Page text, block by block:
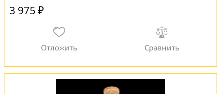
3 975 ₽